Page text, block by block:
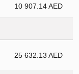
10 907.14 AED
25 632.13 AED